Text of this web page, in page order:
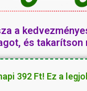
a
és takarítson
392 Ft! Ez a